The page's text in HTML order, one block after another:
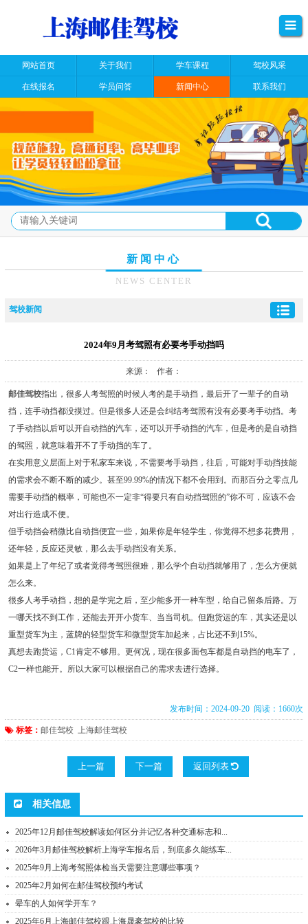
网站首页 关于我们 学车课程 驾校风采
在线报名 学员问答 新闻中心 联系我们
新闻中心
NEWS CENTER
驾校新闻
2024年9月考驾照有必要考手动挡吗
来源： 作者：
邮佳驾校指出，很多人考驾照的时候人考的是手动挡，最后开了一辈子的自动
挡，连手动挡都没摸过。但是很多人还是会纠结考驾照有没有必要考手动挡。考
了手动挡以后可以开自动挡的汽车，还可以开手动挡的汽车，但是考的是自动挡
的驾照，就意味着开不了手动挡的车了。
在实用意义层面上对于私家车来说，不需要考手动挡，往后，可能对手动挡技能
的需求会不断不断的减少。甚至99.99%的情况下都不会用到。而那百分之零点几
需要手动挡的概率，可能也不一定非“得要只有自动挡驾照的”你不可，应该不会
对出行造成不便。
但手动挡会稍微比自动挡便宜一些，如果你是年轻学生，你觉得不想多花费用，
还年轻，反应还灵敏，那么去手动挡没有关系。
如果是上了年纪了或者觉得考驾照很难，那么学个自动挡就够用了，怎么方便就
怎么来。
很多人考手动挡，想的是学完之后，至少能多开一种车型，给自己留条后路。万
一哪天找不到工作，还能去开开小货车、当当司机。但跑货运的车，其实还是以
重型货车为主，蓝牌的轻型货车和微型货车加起来，占比还不到15%。
真想去跑货运，C1肯定不够用。更何况，现在很多面包车都是自动挡的电车了，
C2一样也能开。所以大家可以根据自己的需求去进行选择。
发布时间：2024-09-20 阅读：1660次
标签： 邮佳驾校 上海邮佳驾校
上一篇 下一篇 返回列表
相关信息
2025年12月邮佳驾校解读如何区分并记忆各种交通标志和...
2026年3月邮佳驾校解析上海学车报名后，到底多久能练车...
2025年9月上海考驾照体检当天需要注意哪些事项？
2025年2月如何在邮佳驾校预约考试
晕车的人如何学开车？
2025年6月上海邮佳驾校跟上海晟豪驾校的比较